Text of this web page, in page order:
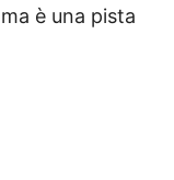
è una pista